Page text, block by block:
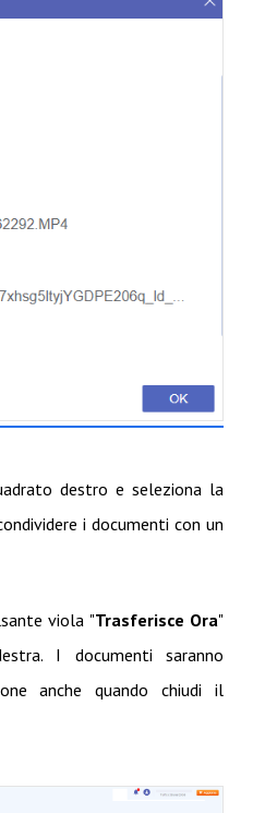
destro e seleziona la
i documenti con un
viola "Trasferisce Ora"
I documenti saranno
anche quando chiudi il